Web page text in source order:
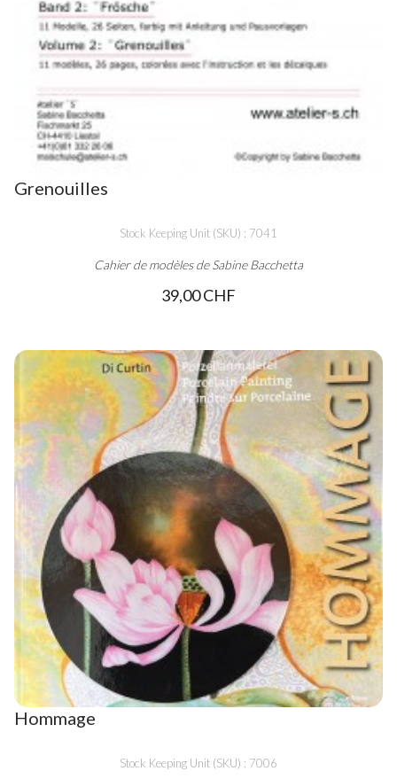
Grenouilles
Stock Keeping Unit (SKU) : 7041
Cahier de modèles de Sabine Bacchetta
39,00 CHF
Hommage
Stock Keeping Unit (SKU) : 7006